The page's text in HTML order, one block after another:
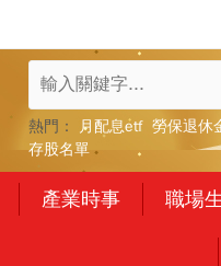
熱門： 月配息etf 勞保退休
存股名單
產業時事 職場